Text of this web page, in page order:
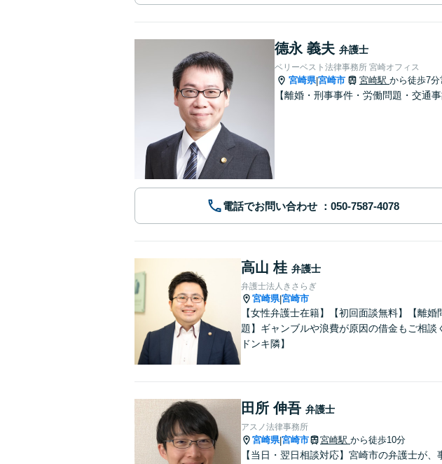
德永 義夫 弁護士
ベリーベスト法律事務所 宮崎オフィス
宮崎県|宮崎市 宮崎駅 から徒歩7分
【離婚・刑事事件・労働問題・交
電話でお問い合わせ
高山 桂 弁護士
弁護士法人きさらぎ
宮崎県|宮崎市
【女性弁護士在籍】【初回面談無料】【離
題】ギャンブルや浪費が原因の借金もご相
ドンキ隣】
田所 伸吾 弁護士
アスノ法律事務所
宮崎県|宮崎市 宮崎駅 から徒歩10分
【当日・翌日相談対応】宮崎市の弁護士が